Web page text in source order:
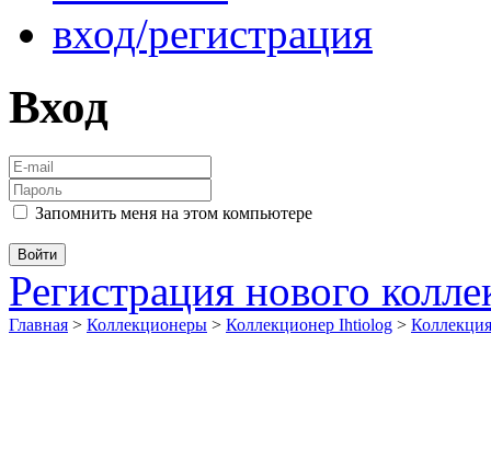
вход/регистрация
Вход
Запомнить меня на этом компьютере
Регистрация нового
Главная > Коллекционеры > Коллекционер Ihtiolog >